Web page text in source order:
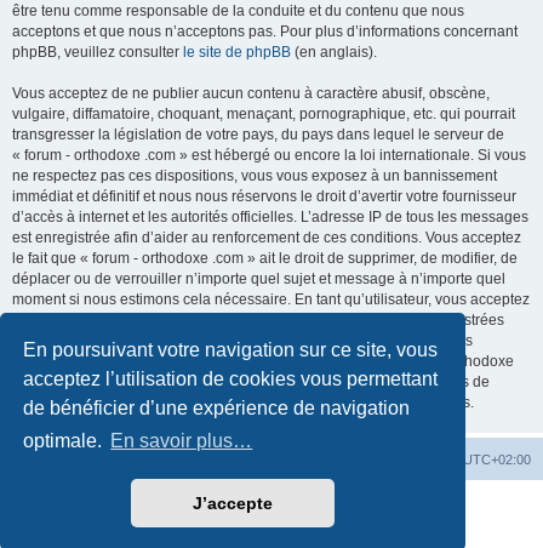
En poursuivant votre navigation sur ce site, vous
acceptez l’utilisation de cookies vous permettant
de bénéficier d’une expérience de navigation
optimale. En savoir plus…
J’accepte
être tenu comme responsable de la conduite et du contenu que nous
acceptons et que nous n’acceptons pas. Pour plus d’informations concernant
phpBB, veuillez consulter le site de phpBB (en anglais).
Vous acceptez de ne publier aucun contenu à caractère abusif, obscène,
vulgaire, diffamatoire, choquant, menaçant, pornographique, etc. qui pourrait
transgresser la législation de votre pays, du pays dans lequel le serveur de
« forum - orthodoxe .com » est hébergé ou encore la loi internationale. Si vous
ne respectez pas ces dispositions, vous vous exposez à un bannissement
immédiat et définitif et nous nous réservons le droit d’avertir votre fournisseur
d’accès à internet et les autorités officielles. L’adresse IP de tous les messages
est enregistrée afin d’aider au renforcement de ces conditions. Vous acceptez
le fait que « forum - orthodoxe .com » ait le droit de supprimer, de modifier, de
déplacer ou de verrouiller n’importe quel sujet et message à n’importe quel
moment si nous estimons cela nécessaire. En tant qu’utilisateur, vous acceptez
que toutes les informations que vous avez renseignées soient enregistrées
dans notre base de données. Bien que ces informations ne seront pas
diffusées à une tierce partie sans votre consentement, ni « forum - orthodoxe
.com », ni phpBB, ne pourront être tenus comme responsables en cas de
tentative de piratage informatique visant à compromettre vos données.
UTC+02:00
phpBB® Forum Software © phpBB Limited
©